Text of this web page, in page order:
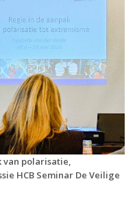
van polarisatie,
HCB Seminar De Veilige